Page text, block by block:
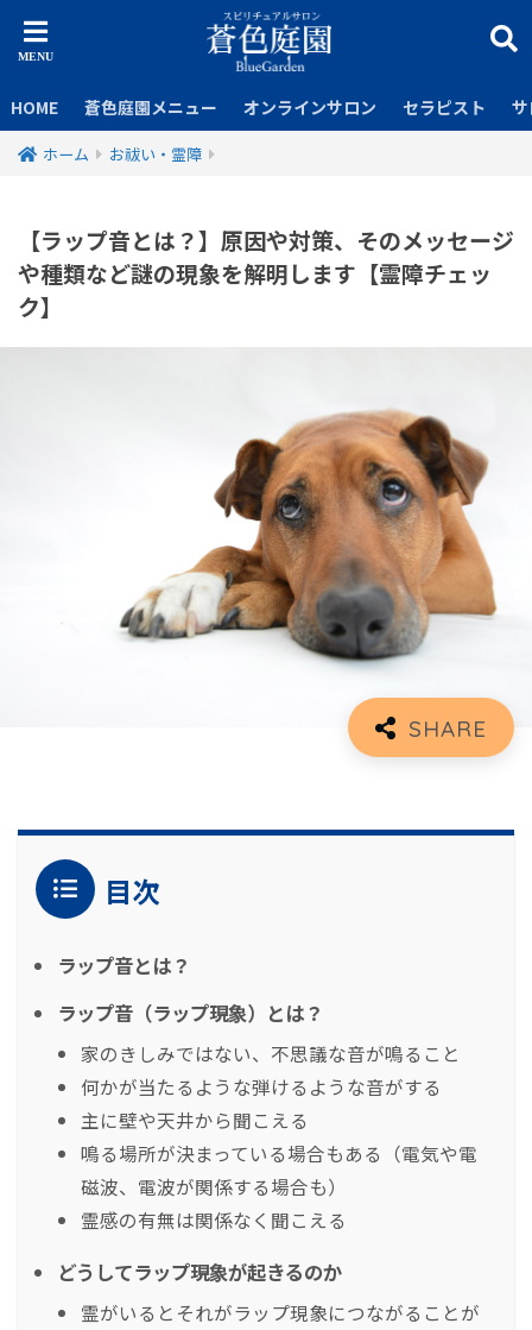
HOME 蒼色庭園メニュー オンラインサロン セラピスト
ホーム お祓い・霊障
【ラップ音とは？】原因や対策、そのメッセージ
や種類など謎の現象を解明します【霊障チェッ
ク】
目次
ラップ音とは？
ラップ音（ラップ現象）とは？
家のきしみではない、不思議な音が鳴ること
何かが当たるような弾けるような音がする
主に壁や天井から聞こえる
鳴る場所が決まっている場合もある（電気や電
磁波、電波が関係する場合も）
霊感の有無は関係なく聞こえる
どうしてラップ現象が起きるのか
霊がいるとそれがラップ現象につながることが